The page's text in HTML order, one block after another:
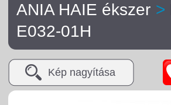
ANIA HAIE ékszer >
E032-01H
Kép nagyítása